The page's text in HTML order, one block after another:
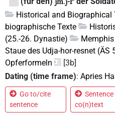
Historical and Biographical
biographische Texte
(25.-26. Dynastie)
Memphis
Staue des Udja-hor-resnet (ÄS
Opferformeln
[3b]
Dating (time frame): Apries
Go to/cite
sentence
Sentence
co(n)text